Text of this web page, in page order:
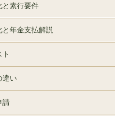
と素行要件
と年金支払解説
ト
違い
請